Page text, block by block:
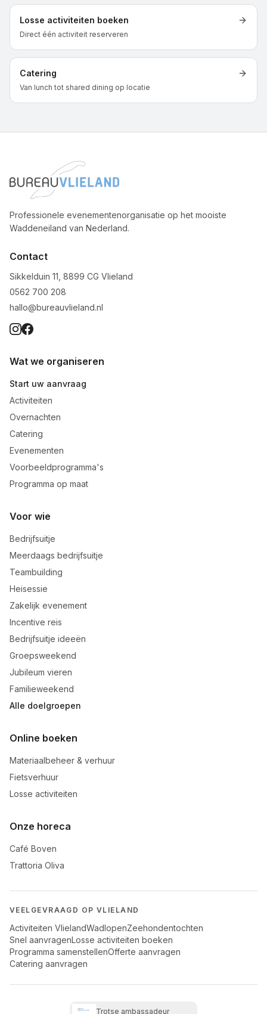
Losse activiteiten boeken
Direct één activiteit reserveren
Catering
Van lunch tot shared dining op locatie
Professionele evenementenorganisatie op het mooiste
Waddeneiland van Nederland.
Contact
Sikkelduin 11, 8899 CG Vlieland
0562 700 208
hallo@bureauvlieland.nl
Wat we organiseren
Start uw aanvraag
Activiteiten
Overnachten
Catering
Evenementen
Voorbeeldprogramma's
Programma op maat
Voor wie
Bedrijfsuitje
Meerdaags bedrijfsuitje
Teambuilding
Heisessie
Zakelijk evenement
Incentive reis
Bedrijfsuitje ideeën
Groepsweekend
Jubileum vieren
Familieweekend
Alle doelgroepen
Online boeken
Materiaalbeheer & verhuur
Fietsverhuur
Losse activiteiten
Onze horeca
Café Boven
Trattoria Oliva
VEELGEVRAAGD OP VLIELAND
Activiteiten VlielandWadlopenZeehondentochten
Snel aanvragenLosse activiteiten boeken
Programma samenstellenOfferte aanvragen
Catering aanvragen
Trotse ambassadeur